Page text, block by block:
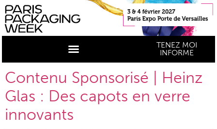
TENEZ MOI
INFORME
Contenu Sponsorisé | Heinz
Glas : Des capots en verre
innovants